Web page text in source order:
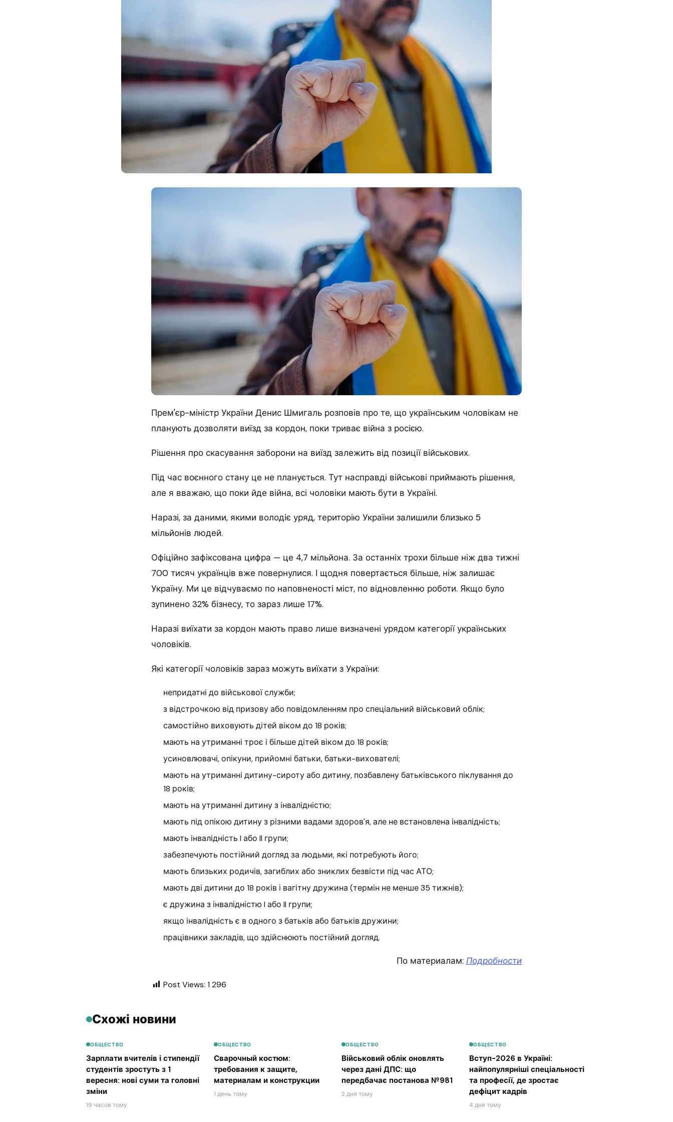
Прем'єр-міністр України Денис Шмигаль розповів про те, що українським чоловікам не
планують дозволяти виїзд за кордон, поки триває війна з росією.
Рішення про скасування заборони на виїзд залежить від позиції військових.
Під час воєнного стану це не планується. Тут насправді військові приймають рішення,
але я вважаю, що поки йде війна, всі чоловіки мають бути в Україні.
Наразі, за даними, якими володіє уряд, територію України залишили близько 5
мільйонів людей.
Офіційно зафіксована цифра — це 4,7 мільйона. За останніх трохи більше ніж два тижні
700 тисяч українців вже повернулися. І щодня повертається більше, ніж залишає
Україну. Ми це відчуваємо по наповненості міст, по відновленню роботи. Якщо було
зупинено 32% бізнесу, то зараз лише 17%.
Наразі виїхати за кордон мають право лише визначені урядом категорії українських
чоловіків.
Які категорії чоловіків зараз можуть виїхати з України:
непридатні до військової служби;
з відстрочкою від призову або повідомленням про спеціальний військовий облік;
самостійно виховують дітей віком до 18 років;
мають на утриманні троє і більше дітей віком до 18 років;
усиновлювачі, опікуни, прийомні батьки, батьки-вихователі;
мають на утриманні дитину-сироту або дитину, позбавлену батьківського піклування до
18 років;
мають на утриманні дитину з інвалідністю;
мають під опікою дитину з різними вадами здоров'я, але не встановлена інвалідність;
мають інвалідність I або II групи;
забезпечують постійний догляд за людьми, які потребують його;
мають близьких родичів, загиблих або зниклих безвісти під час АТО;
мають дві дитини до 18 років і вагітну дружина (термін не менше 35 тижнів);
є дружина з інвалідністю I або II групи;
якщо інвалідність є в одного з батьків або батьків дружини;
працівники закладів, що здійснюють постійний догляд.
По материалам: Подробности
Post Views: 1 296
Схожі новини
ОБЩЕСТВО
Зарплати вчителів і стипендії
студентів зростуть з 1
вересня: нові суми та головні
зміни
19 часов тому
ОБЩЕСТВО
Сварочный костюм:
требования к защите,
материалам и конструкции
1 день тому
ОБЩЕСТВО
Військовий облік оновлять
через дані ДПС: що
передбачає постанова №981
2 дня тому
ОБЩЕСТВО
Вступ-2026 в Україні:
найпопулярніші спеціальності
та професії, де зростає
дефіцит кадрів
4 дня тому